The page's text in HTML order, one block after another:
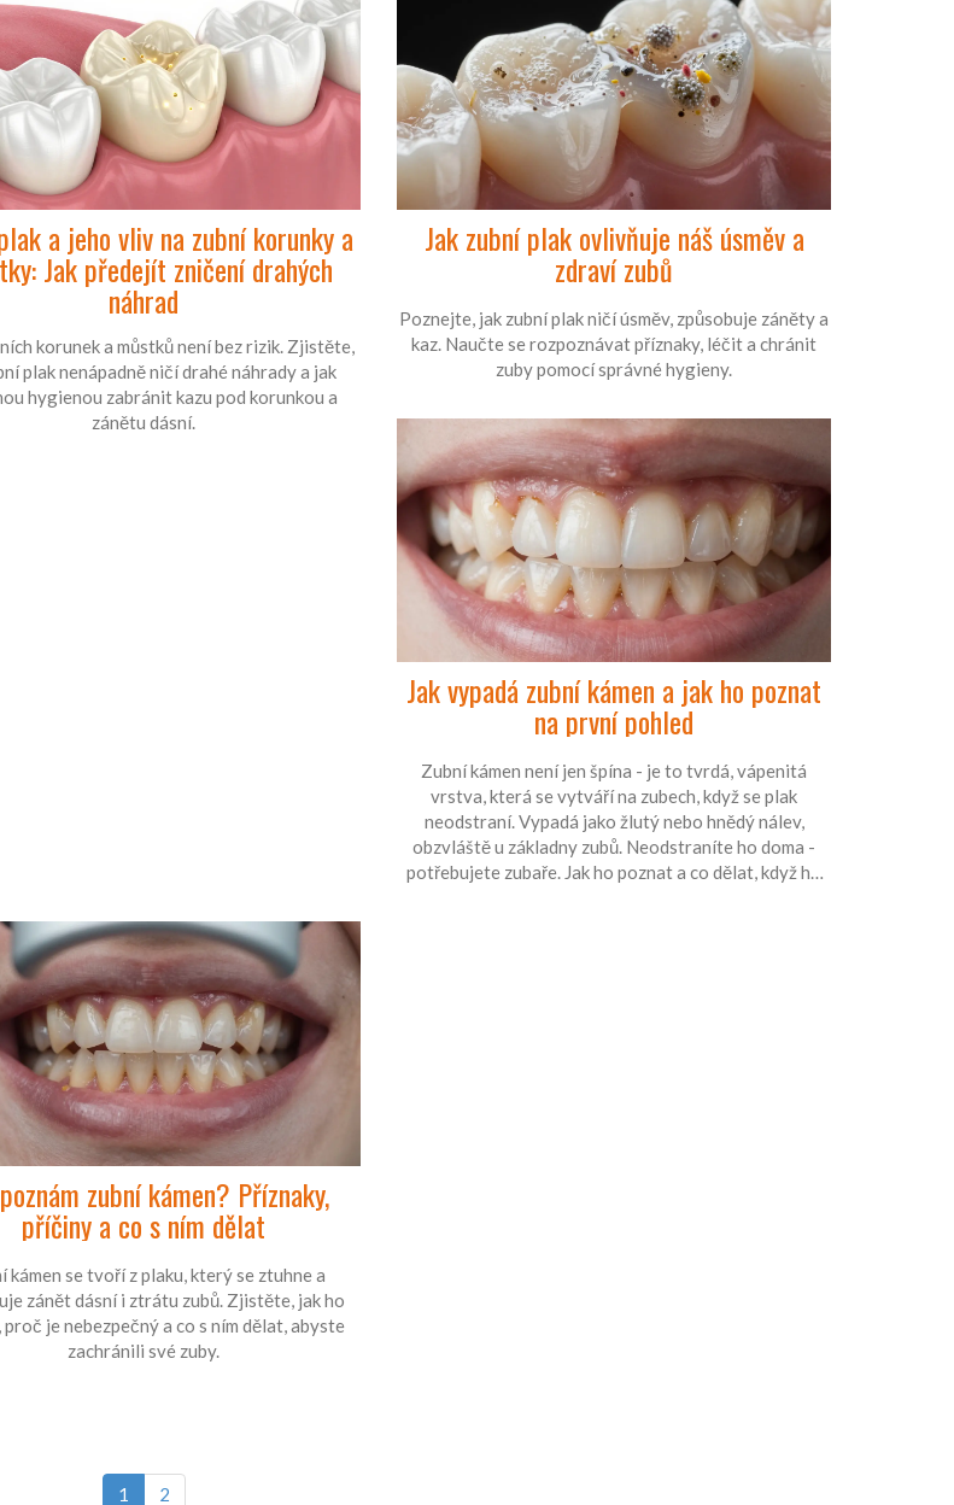
a jeho vliv na zubní korunky a
Jak předejít zničení drahých
náhrad
korunek a můstků není bez rizik. Zjistěte,
plak nenápadně ničí drahé náhrady a jak
hygienou zabránit kazu pod korunkou a
zánětu dásní.
Jak zubní plak ovlivňuje náš úsměv a
zdraví zubů
Poznejte, jak zubní plak ničí úsměv, způsobuje záněty a
kaz. Naučte se rozpoznávat příznaky, léčit a chránit
zuby pomocí správné hygieny.
Jak vypadá zubní kámen a jak ho poznat
na první pohled
Zubní kámen není jen špína - je to tvrdá, vápenitá
vrstva, která se vytváří na zubech, když se plak
neodstraní. Vypadá jako žlutý nebo hnědý nálev,
obzvláště u základny zubů. Neodstraníte ho doma -
potřebujete zubaře. Jak ho poznat a co dělat, když ho
zubní kámen? Příznaky,
příčiny a co s ním dělat
kámen se tvoří z plaku, který se ztuhne a
zánět dásní i ztrátu zubů. Zjistěte, jak ho
je nebezpečný a co s ním dělat, abyste
zachránili své zuby.
1 2